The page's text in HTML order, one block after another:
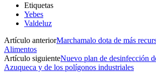
Etiquetas
Yebes
Valdeluz
Artículo anteriorMarchamalo dota de más
Alimentos
Artículo siguienteNuevo plan de desinfección
Azuqueca y de los polígonos industriales